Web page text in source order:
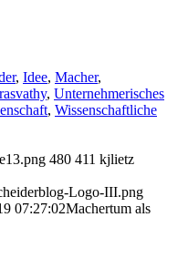
, Idee, Macher,
, Unternehmerisches
, Wissenschaftliche
480 411 kjlietz
Logo-III.png
07:27:02Machertum als